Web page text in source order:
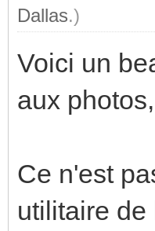
Dallas.)
Voici un
aux
Ce n'est
utilitaire de